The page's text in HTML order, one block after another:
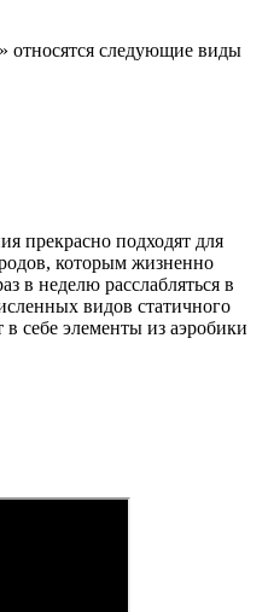
относятся следующие виды
прекрасно подходят для
которым жизненно
в неделю расслабляться в
видов статичного
себе элементы из аэробики